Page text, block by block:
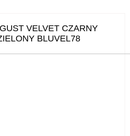
VELVET CZARNY
BLUVEL78